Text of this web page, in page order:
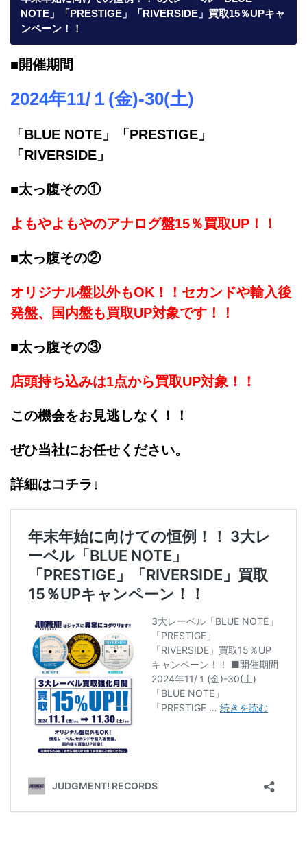
NOTE」「PRESTIGE」「RIVERSIDE」買取15％UPキャ
ンペーン！！
■開催期間
2024年11/１(金)-30(土)
「BLUE NOTE」
「PRESTIGE」
「RIVERSIDE」
■太っ腹その①
よもやよもやのアナログ盤15％買取UP！！
■太っ腹その②
オリジナル盤以外もOK！！セカンドや輸入後
発盤、国内盤も買取UP対象です！！
■太っ腹その③
店頭持ち込みは1点から買取UP対象！！
この機会をお見逃しなく！！
ぜひ当社にお任せください。
詳細はコチラ↓